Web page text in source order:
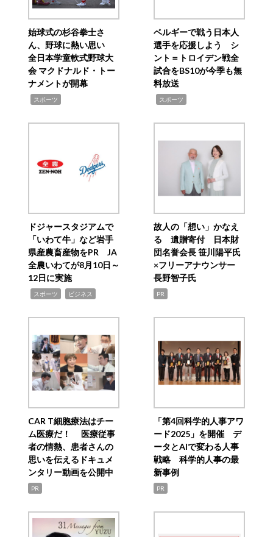
始球式の杉谷拳士さ
ん、野球に熱い思い
全日本学童軟式野球大
会 マクドナルド・トー
ナメントが開幕
スポーツ
ベルギーで戦う日本人
選手を応援しよう シ
ント＝トロイデン戦全
試合をBS10が今季も無
料放送
スポーツ
ドジャースタジアムで
「いわて牛」など岩手
県産農畜産物をPR JA
全農いわてが8月10日～
12日に実施
スポーツ ビジネス
故人の「想い」かなえ
る 遺贈寄付 日本財
団名誉会長 笹川陽平氏
×フリーアナウンサー
長野智子氏
PR
CAR T細胞療法はチー
ム医療だ！ 医療従事
者の情熱、患者さんの
思いを伝えるドキュメ
ンタリー動画を公開中
PR
「第4回科学的人事アワ
ード2025」を開催 デ
ータとAIで変わる人事
戦略 科学的人事の最
新事例
PR